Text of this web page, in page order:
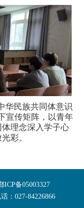
华民族共同体意识
宣传矩阵，以青年
理念深入学子心
彩。
备05003327
：027-84226866